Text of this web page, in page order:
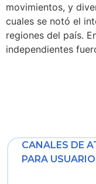
movimientos, y
cuales se notó el
regiones del país.
independientes
CANALES DE
PARA